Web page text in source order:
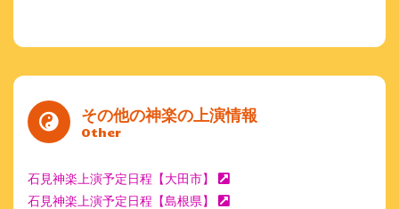
その他の神楽の上演情報
Other
石見神楽上演予定日程【大田市】
石見神楽上演予定日程【島根県】